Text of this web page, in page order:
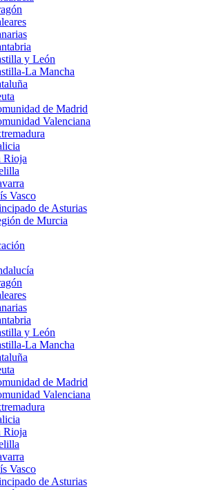
y León
La Mancha
de Madrid
Valenciana
Rioja
Vasco
de Asturias
de Murcia
y León
La Mancha
de Madrid
Valenciana
Rioja
Vasco
de Asturias